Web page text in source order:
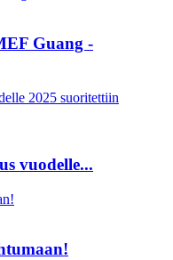
Guang -
vuodelle...